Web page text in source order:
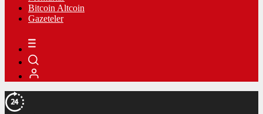
Bitcoin Altcoin
Gazeteler